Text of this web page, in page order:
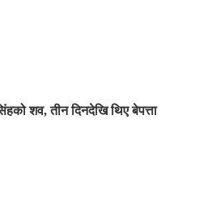
शव, तीन दिनदेखि थिए बेपत्ता